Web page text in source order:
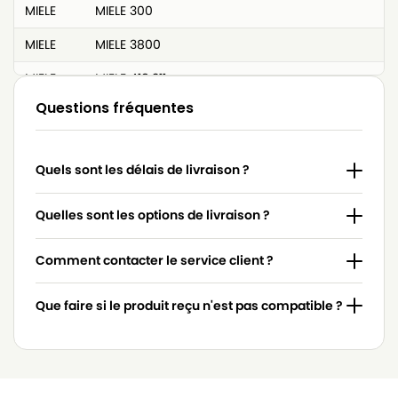
MIELE
MIELE 300
MIELE
MIELE 3800
MIELE
MIELE 418.311
MIELE
MIELE 4306916
MIELE
MIELE 4854915
MIELE
MIELE 617063
MIELE
MIELE 7736191
MIELE
MIELE 837.086
MIELE
MIELE 9442600
Questions fréquentes
Quels sont les délais de livraison ?
Quelles sont les options de livraison ?
Comment contacter le service client ?
Que faire si le produit reçu n'est pas compatible ?